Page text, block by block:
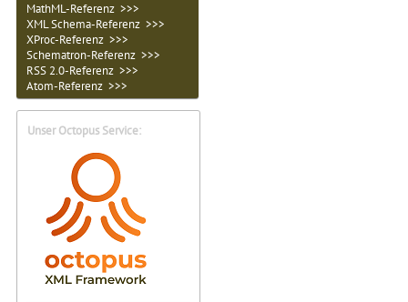
MathML-Referenz >>>
XML Schema-Referenz >>>
XProc-Referenz >>>
Schematron-Referenz >>>
RSS 2.0-Referenz >>>
Atom-Referenz >>>
Unser Octopus Service: